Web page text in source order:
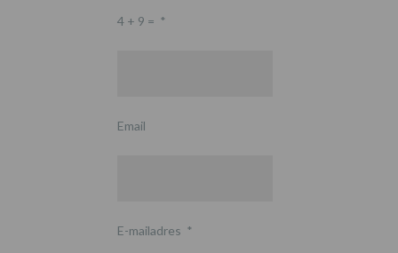
4 + 9 = *
Email
E-mailadres *